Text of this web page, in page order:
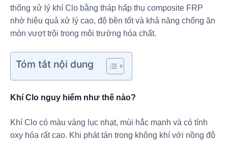
thống xử lý khí Clo bằng tháp hấp thụ composite FRP
nhờ hiệu quả xử lý cao, độ bền tốt và khả năng chống ăn
mòn vượt trội trong môi trường hóa chất.
Tóm tắt nội dung
Khí Clo nguy hiểm như thế nào?
Khí Clo có màu vàng lục nhạt, mùi hắc mạnh và có tính
oxy hóa rất cao. Khi phát tán trong không khí với nồng độ